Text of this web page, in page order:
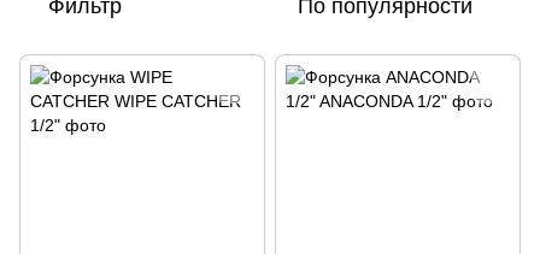
Фильтр По популярности